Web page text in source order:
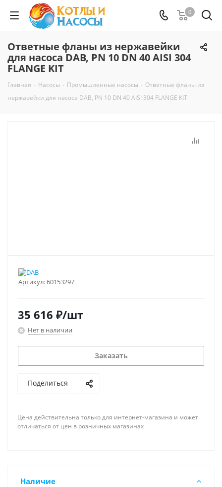
0
Ответные фланы из нержавейки
для насоса DAB, PN 10 DN 40 AISI 304
FLANGE KIT
Главная - Насосы - Промышленные насосы - Ответные фланы из
нержавейки для насоса DAB, PN 10 DN 40 AISI 304 FLANGE KIT
Артикул:60153297
35 616 ₽/шт
Нет в наличии
Заказать
Поделиться
Цена действительна только для интернет-магазина и может
отличаться от цен в розничных магазинах
Наличие